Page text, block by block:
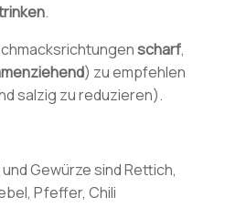
.
scharf,
) zu empfehlen
salzig zu reduzieren).
Gewürze sind Rettich,
Pfeffer, Chili